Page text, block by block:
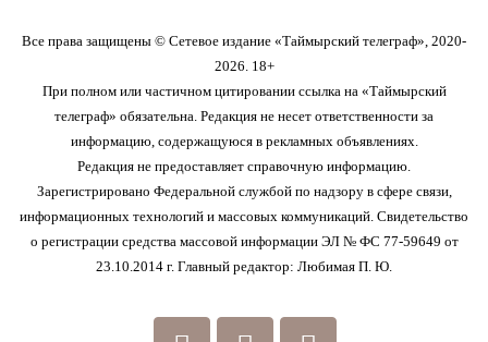
Все права защищены © Сетевое издание «Таймырский телеграф», 2020-
2026. 18+
При полном или частичном цитировании ссылка на «Таймырский
телеграф» обязательна. Редакция не несет ответственности за
информацию, содержащуюся в рекламных объявлениях.
Редакция не предоставляет справочную информацию.
Зарегистрировано Федеральной службой по надзору в сфере связи,
информационных технологий и массовых коммуникаций. Свидетельство
о регистрации средства массовой информации ЭЛ № ФС 77-59649 от
23.10.2014 г. Главный редактор: Любимая П. Ю.